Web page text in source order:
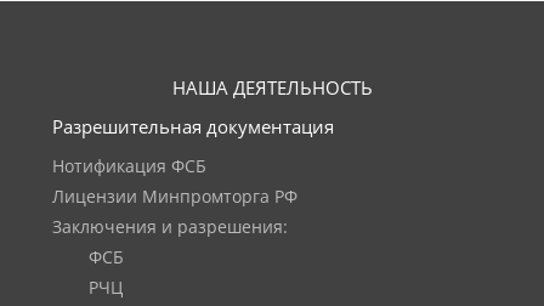
НАША ДЕЯТЕЛЬНОСТЬ
Разрешительная документация
Нотификация ФСБ
Лицензии Минпромторга РФ
Заключения и разрешения:
ФСБ
РЧЦ